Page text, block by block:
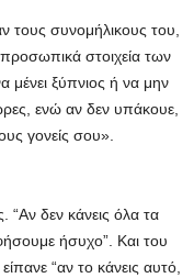
τους συνομήλικους του,
στοιχεία των
ξύπνιος ή να μην
ενώ αν δεν υπάκουε,
γονείς σου».
“Αν δεν κάνεις όλα τα
ήσυχο”. Και του
“αν το κάνεις αυτό,